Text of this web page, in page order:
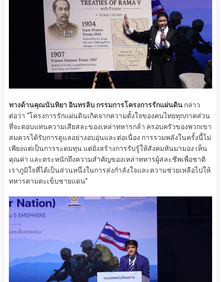
ทางด้านคุณนันทิยา อินทรลิบ กรรมการโครงการรักแผ่นดินกล่าว
ต่อว่า “โครงการรักแผ่นดินเกิดจากความตั้งใจของคนไทยทุกภาคส่วน
ที่จะตอบแทนความเสียสละของเหล่าทหารกล้า ครอบครัวของพวกเขา
สมควรได้รับการดูแลอย่างอบอุ่นและต่อเนื่อง การรวมพลังในครั้งนี้ไม่
เพียงแต่เป็นการระดมทุน แต่ยังสร้างการรับรู้ให้สังคมหันมามอง เห็น
คุณค่า และตระหนักถึงความสำคัญของเหล่าทหารผู้สละชีพเพื่อชาติ
เราภูมิใจที่ได้เป็นส่วนหนึ่งในการส่งกำลังใจและความช่วยเหลือไปให้
ทหารตามตะเข็บชายแดน”